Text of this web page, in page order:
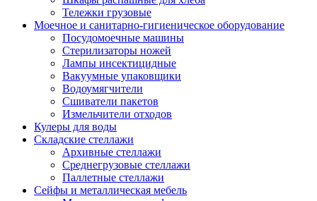
Тележки грузовые
Моечное и санитарно-гигиеническое оборудование
Посудомоечные машины
Стерилизаторы ножей
Лампы инсектицидные
Вакуумные упаковщики
Водоумягчители
Сшиватели пакетов
Измельчители отходов
Кулеры для воды
Складские стеллажи
Архивные стеллажи
Среднегрузовые стеллажи
Паллетные стеллажи
Сейфы и металлическая мебель